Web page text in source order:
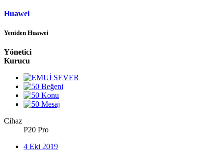
Huawei
Yeniden Huawei
Yönetici
Kurucu
Cihaz
P20 Pro
4 Eki 2019